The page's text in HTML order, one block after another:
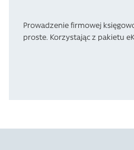
Prowadzenie firmowej
proste. Korzystając z pakietu